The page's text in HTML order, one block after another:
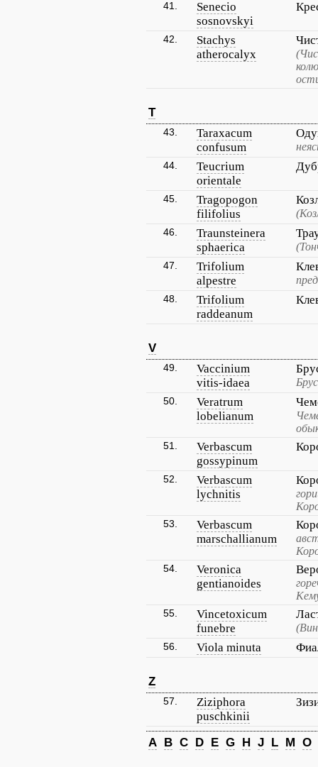
41.
Senecio
sosnovskyi
42.
Stachys
atherocalyx
T
43.
Taraxacum
confusum
44.
Teucrium
orientale
45.
Tragopogon
filifolius
46.
Traunsteinera
sphaerica
47.
Trifolium
alpestre
48.
Trifolium
raddeanum
V
49.
Vaccinium
vitis-idaea
50.
Veratrum
lobelianum
51.
Verbascum
gossypinum
52.
Verbascum
lychnitis
53.
Verbascum
marschallianum
54.
Veronica
gentianoides
55.
Vincetoxicum
funebre
56. Viola minuta
Z
57.
Ziziphora
puschkinii
A B C D E G H J L M O